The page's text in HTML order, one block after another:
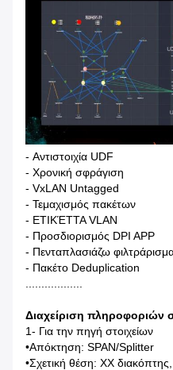
- Αντιστοιχία UDF
- Χρονική σφράγιση
- VxLAN Untagged
- Τεμαχισμός πακέτων
- ΕΤΙΚΈΤΤΑ VLAN
- Προσδιορισμός DPI APP
- Πενταπλασιάζω
- Πακέτο Deduplication
Διαχείριση πληροφοριών
1- Για την πηγή στοιχείων
•Απόκτηση: SPAN/Splitter
•Σχετική θέση: ΧΧ